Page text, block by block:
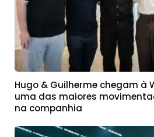
Hugo & Guilherme chegam à
uma das maiores
na companhia